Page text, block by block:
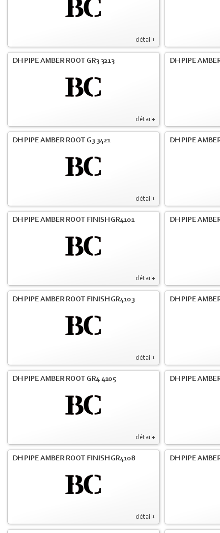
détail+
détail+
DH PIPE AMBER ROOT GR3 3213 DH PIPE
détail+
DH PIPE AMBER ROOT G3 3421 DH PIPE
détail+
DH PIPE AMBER ROOT FINISH GR4101 DH PIPE
détail+
DH PIPE AMBER ROOT FINISH GR4103 DH PIPE
détail+
DH PIPE AMBER ROOT GR4 4105 DH PIPE
détail+
DH PIPE AMBER ROOT FINISH GR4108 DH PIPE